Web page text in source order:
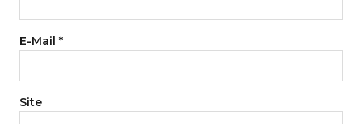
E-Mail *
Site